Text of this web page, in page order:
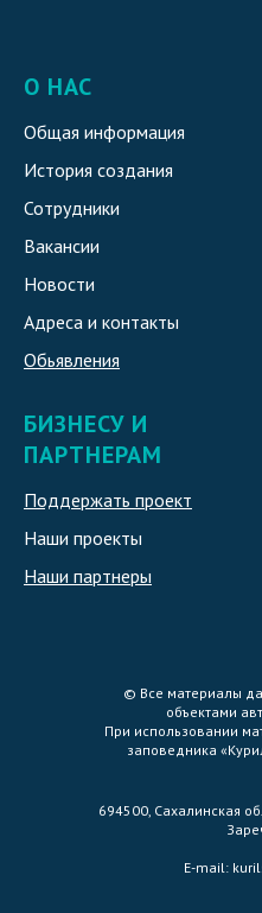
О НАС
Общая информация
История создания
Сотрудники
Вакансии
Новости
Адреса и контакты
Обьявления
БИЗНЕСУ И
ПАРТНЕРАМ
Поддержать проект
Наши проекты
Наши партнеры
© Все материалы
объектами
При использовании
заповедника
694500, Сахалинская
E-mail: